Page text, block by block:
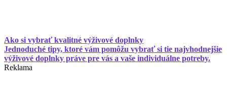
Ako si vybrať kvalitné výživové doplnky
Jednoduché tipy, ktoré vám pomôžu vybrať si tie najvhodnejšie
výživové doplnky práve pre vás a vaše individuálne potreby.
Reklama